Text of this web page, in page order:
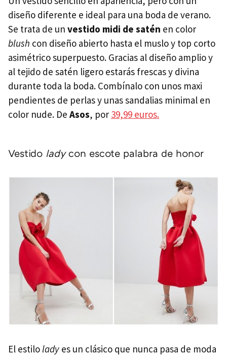
diseño diferente e ideal para una boda de verano.
Se trata de un vestido midi de satén en color
blush con diseño abierto hasta el muslo y top corto
asimétrico superpuesto. Gracias al diseño amplio y
al tejido de satén ligero estarás frescas y divina
durante toda la boda. Combínalo con unos maxi
pendientes de perlas y unas sandalias minimal en
color nude. De Asos, por 39,99 euros.
Vestido ladycon escote palabra de honor
El estilolady es un clásico que nunca pasa de moda